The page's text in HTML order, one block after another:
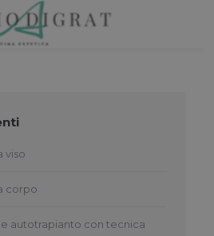
viso
corpo
autotrapianto con tecnica